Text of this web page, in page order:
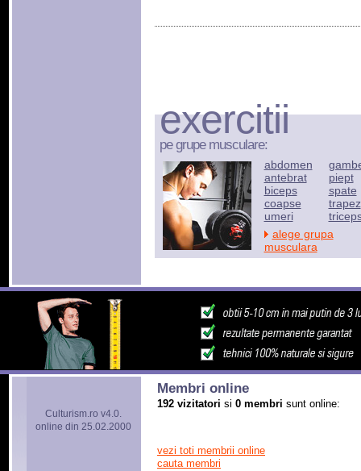
exercitii
pe grupe musculare:
abdomen
antebrat
biceps
coapse
umeri
piept
spate
trapez
alege grupa
musculara
Culturism.ro v4.0.
online din 25.02.2000
Membri online
192 vizitatori si 0 membri sunt online:
vezi toti membrii online
cauta membri